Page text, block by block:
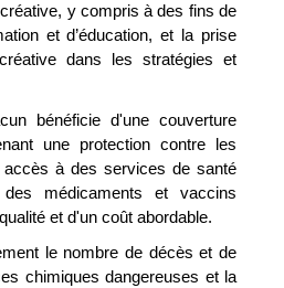
y compris à des fins de
et d’éducation, et la prise
dans les stratégies et
bénéficie d'une couverture
une protection contre les
à des services de santé
médicaments et vaccins
et d'un coût abordable.
le nombre de décès et de
chimiques dangereuses et la